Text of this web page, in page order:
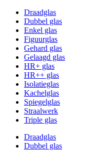
Draadglas
Dubbel glas
Enkel glas
Figuurglas
Gehard glas
Gelaagd glas
HR+ glas
HR++ glas
Isolatieglas
Kachelglas
Spiegelglas
Straalwerk
Triple glas
Draadglas
Dubbel glas